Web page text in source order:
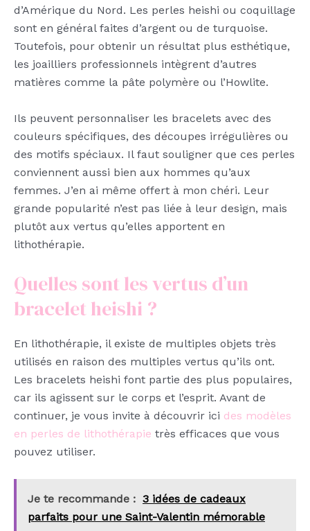
d’Amérique du Nord. Les perles heishi ou coquillage
sont en général faites d’argent ou de turquoise.
Toutefois, pour obtenir un résultat plus esthétique,
les joailliers professionnels intègrent d’autres
matières comme la pâte polymère ou l’Howlite.
Ils peuvent personnaliser les bracelets avec des
couleurs spécifiques, des découpes irrégulières ou
des motifs spéciaux. Il faut souligner que ces perles
conviennent aussi bien aux hommes qu’aux
femmes. J’en ai même offert à mon chéri. Leur
grande popularité n’est pas liée à leur design, mais
plutôt aux vertus qu’elles apportent en
lithothérapie.
Quelles sont les vertus d’un
bracelet heishi ?
En lithothérapie, il existe de multiples objets très
utilisés en raison des multiples vertus qu’ils ont.
Les bracelets heishi font partie des plus populaires,
car ils agissent sur le corps et l’esprit. Avant de
continuer, je vous invite à découvrir ici des modèles
en perles de lithothérapie très efficaces que vous
pouvez utiliser.
Je te recommande : 3 idées de cadeaux
parfaits pour une Saint-Valentin mémorable